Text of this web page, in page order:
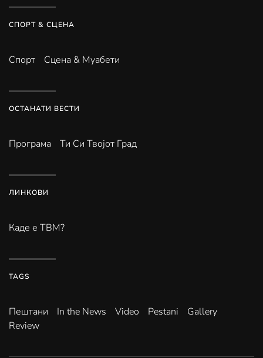
СПОРТ & СЦЕНА
Спорт Сцена & Муабети
ОСТАНАТИ ВЕСТИ
Програма Ти Си Твојот Град
ЛИНКОВИ
Каде е ТВМ?
TAGS
Пештани In the News Video Pestani
Gallery
Review